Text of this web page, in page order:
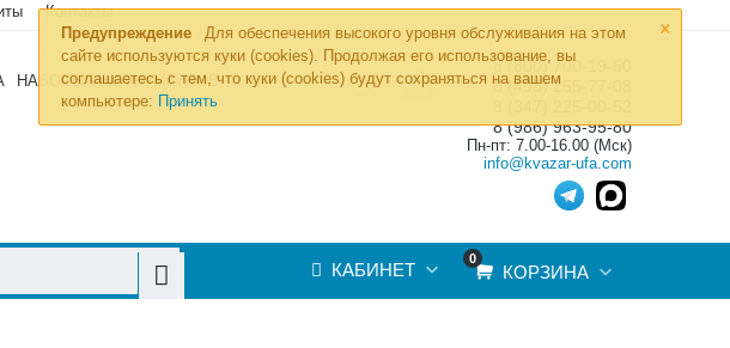
×
Предупреждение
Для обеспечения высокого уровня обслуживания на этом
сайте используются куки (cookies). Продолжая его использование, вы
соглашаетесь с тем, что куки (cookies) будут сохраняться на вашем
компьютере: Принять
Контакты
НАБОРЫ ИНСТРУМЕНТОВ »
8 (800) 700-19-50
8 (495) 255-77-08
8 (986) 963-95-80
Пн-пт: 7.00-16.00 (Мск)
info@kvazar-ufa.com
0
КОРЗИНА
КАБИНЕТ